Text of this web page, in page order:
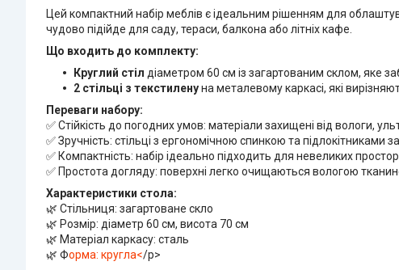
Цей компактний набір меблів є ідеальним рішенням для
чудово підійде для саду, тераси, балкона або літніх кафе.
Що входить до комплекту:
Круглий стіл діаметром 60 см із загартованим склом, яке
2 стільці з текстиленуна металевому каркасі, які
Переваги набору:
✅ Стійкість до погодних умов: матеріали захищені від вологи,
✅ Зручність: стільці з ергономічною спинкою та
✅ Компактність: набір ідеально підходить для невеликих
✅ Простота догляду: поверхні легко очищаються вологою
Характеристики стола:
🌿 Стільниця: загартоване скло
🌿 Розмір: діаметр 60 см, висота 70 см
🌿 Матеріал каркасу: сталь
🌿 Форма: кругла</p>